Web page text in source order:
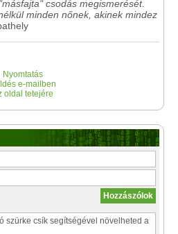
csodás megismerését.
minden nőnek, akinek mindez
Nyomtatás
e-mailben
oldal tetejére